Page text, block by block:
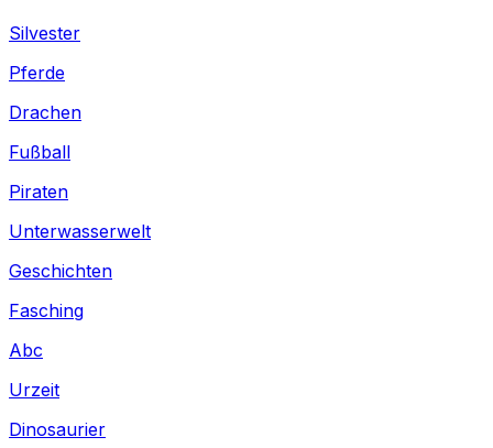
Silvester
Pferde
Drachen
Fußball
Piraten
Unterwasserwelt
Geschichten
Fasching
Abc
Urzeit
Dinosaurier